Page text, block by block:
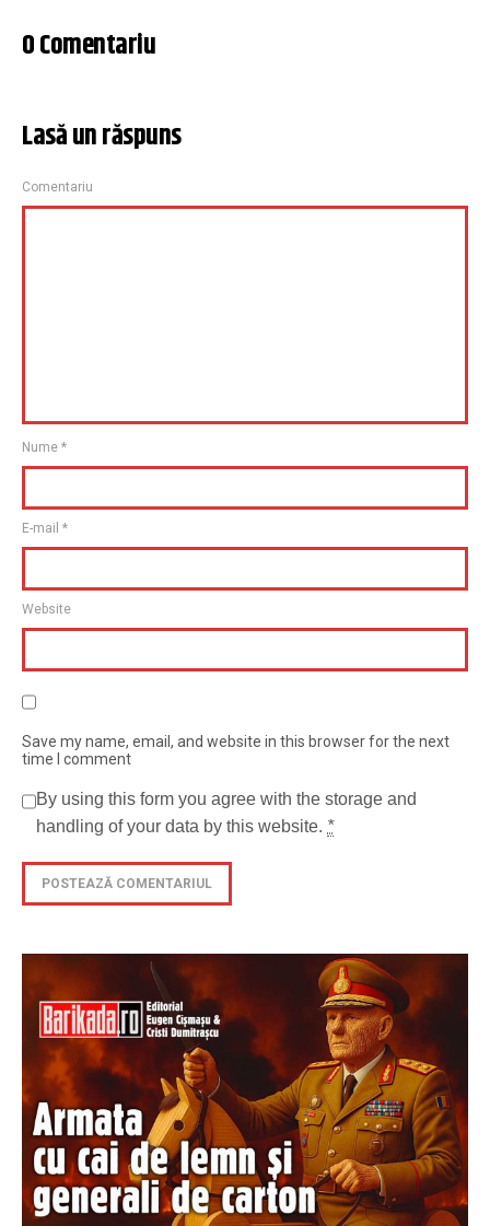
0 Comentariu
Lasă un răspuns
Comentariu
Nume *
E-mail *
Website
Save my name, email, and website in this browser for the next
time I comment
By using this form you agree with the storage and
handling of your data by this website. *